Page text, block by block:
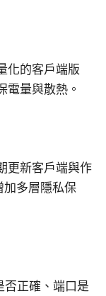
化的客戶端版
電量與散熱。
更新客戶端與作
加多層隱私保
否正確、端口是